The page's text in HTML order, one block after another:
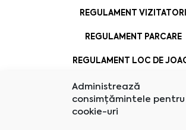
Administrează
consimțămintele pentru
cookie-uri
REGULAMENT VIZITATORI
REGULAMENT PARCARE
REGULAMENT LOC DE